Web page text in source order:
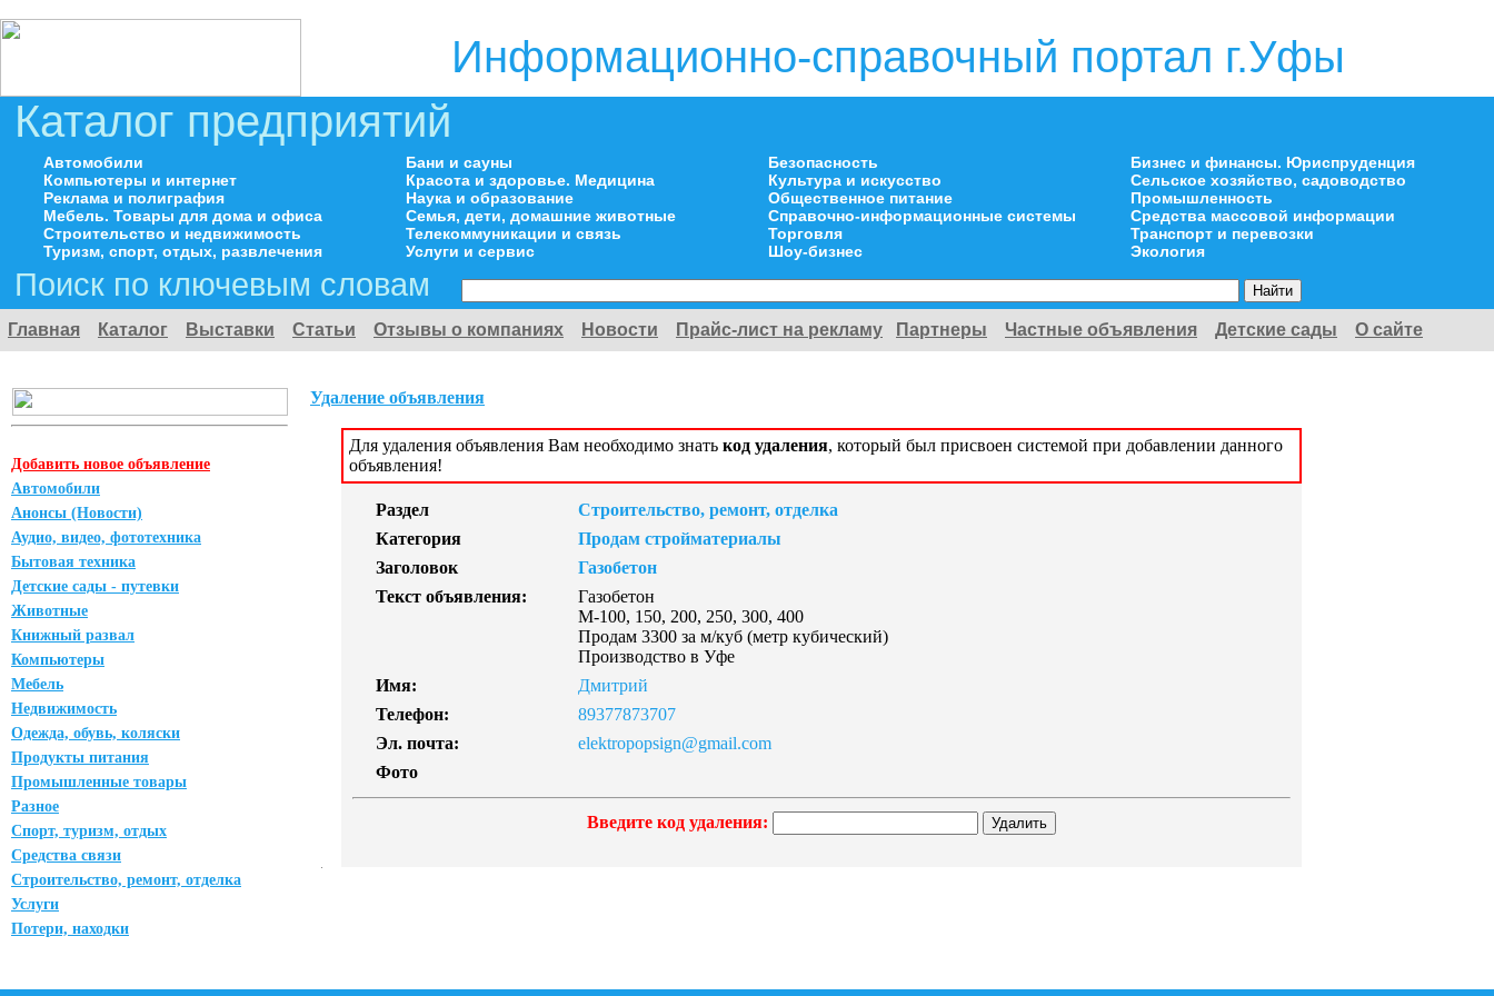
Информационно-справочный портал г.Уфы
Каталог предприятий
Автомобили
Компьютеры и интернет
Реклама и полиграфия
Мебель. Товары для дома и офиса
Строительство и недвижимость
Туризм, спорт, отдых, развлечения
Бани и сауны
Красота и здоровье. Медицина
Наука и образование
Семья, дети, домашние животные
Телекоммуникации и связь
Услуги и сервис
Безопасность
Культура и искусство
Общественное питание
Справочно-информационные системы
Торговля
Шоу-бизнес
Бизнес и финансы. Юриспруденция
Сельское хозяйство, садоводство
Промышленность
Средства массовой информации
Транспорт и перевозки
Экология
Поиск по ключевым словам
Главная Каталог Выставки Статьи Отзывы о компаниях Новости Прайс-лист на рекламу Партнеры Частные объявления Детские сады О сайте
Добавить новое объявление
Автомобили
Анонсы (Новости)
Аудио, видео, фототехника
Бытовая техника
Детские сады - путевки
Животные
Книжный развал
Компьютеры
Мебель
Недвижимость
Одежда, обувь, коляски
Продукты питания
Промышленные товары
Разное
Спорт, туризм, отдых
Средства связи
Строительство, ремонт, отделка
Услуги
Потери, находки
Удаление объявления
Для удаления объявления Вам необходимо знать код удаления, который был присвоен системой при добавлении данного
объявления!
Раздел
Строительство, ремонт, отделка
Категория
Продам стройматериалы
Заголовок
Газобетон
Текст объявления:
Газобетон
М-100, 150, 200, 250, 300, 400
Продам 3300 за м/куб (метр кубический)
Производство в Уфе
Имя:
Дмитрий
Телефон:
89377873707
Эл. почта:
elektropopsign@gmail.com
Фото
Введите код удаления: